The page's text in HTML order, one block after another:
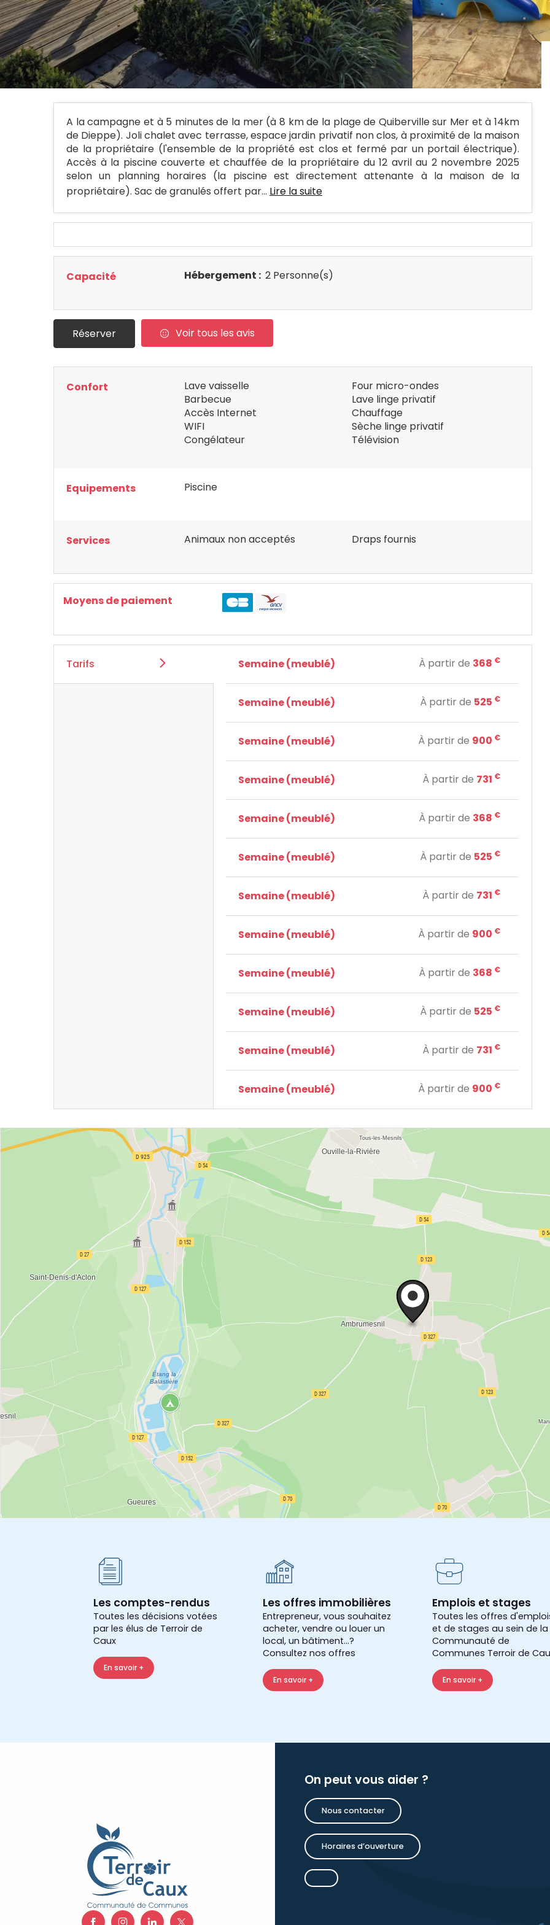
A la campagne et à 5 minutes de la mer (à 8 km de la plage de Quiberville sur Mer et à 14km
de Dieppe). Joli chalet avec terrasse, espace jardin privatif non clos, à proximité de la maison
de la propriétaire (l'ensemble de la propriété est clos et fermé par un portail électrique).
Accès à la piscine couverte et chauffée de la propriétaire du 12 avril au 2 novembre 2025
selon un planning horaires (la piscine est directement attenante à la maison de la
propriétaire). Sac de granulés offert par... Lire la suite
Capacité Hébergement : 2 Personne(s)
Réserver Voir tous les avis
Confort
Lave vaisselle
Barbecue
Accès Internet
WIFI
Congélateur
Four micro-ondes
Lave linge privatif
Chauffage
Sèche linge privatif
Télévision
Equipements Piscine
Services Animaux non acceptés Draps fournis
Moyens de paiement
Tarifs Semaine (meublé) À partir de 368 €
Semaine (meublé) À partir de 525 €
Semaine (meublé) À partir de 900 €
Semaine (meublé) À partir de 731 €
Semaine (meublé) À partir de 368 €
Semaine (meublé) À partir de 525 €
Semaine (meublé) À partir de 731 €
Semaine (meublé) À partir de 900 €
Semaine (meublé) À partir de 368 €
Semaine (meublé) À partir de 525 €
Semaine (meublé) À partir de 731 €
Semaine (meublé) À partir de 900 €
Les comptes-rendus
Toutes les décisions votées
par les élus de Terroir de
Caux
En savoir +
Les offres immobilières
Entrepreneur, vous souhaitez
acheter, vendre ou louer un
local, un bâtiment...?
Consultez nos offres
En savoir +
Emplois et stages
Toutes les offres
et de stages au sein de la
Communauté de
Communes Terroir de
En savoir +
On peut vous aider ?
Nous contacter
Horaires d’ouverture